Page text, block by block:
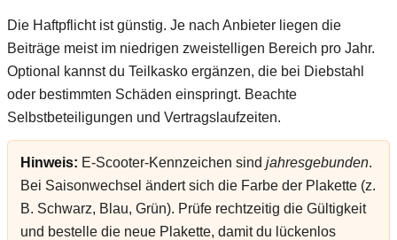
Die Haftpflicht ist günstig. Je nach Anbieter liegen die
Beiträge meist im niedrigen zweistelligen Bereich pro Jahr.
Optional kannst du Teilkasko ergänzen, die bei Diebstahl
oder bestimmten Schäden einspringt. Beachte
Selbstbeteiligungen und Vertragslaufzeiten.
Hinweis: E-Scooter-Kennzeichen sind jahresgebunden.
Bei Saisonwechsel ändert sich die Farbe der Plakette (z.
B. Schwarz, Blau, Grün). Prüfe rechtzeitig die Gültigkeit
und bestelle die neue Plakette, damit du lückenlos